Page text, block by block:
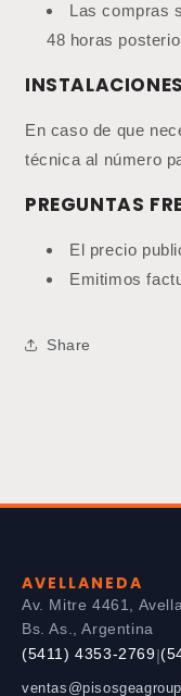
Las compras
48 horas
INSTALACIONES
En caso de que
técnica al número
PREGUNTAS
El precio
Emitimos
Share
AVELLANEDA
Av. Mitre 4461,
Bs. As., Argentina
(5411) 4353-2769 |